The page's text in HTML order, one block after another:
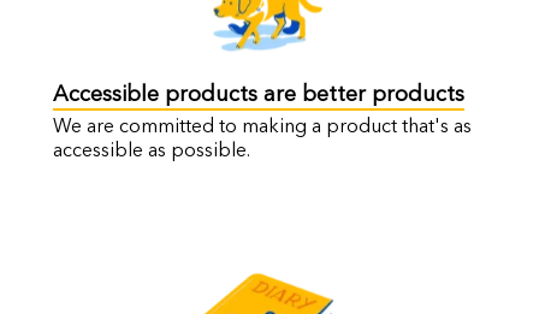
Accessible products are better products
We are committed to making a product that's as
accessible as possible.